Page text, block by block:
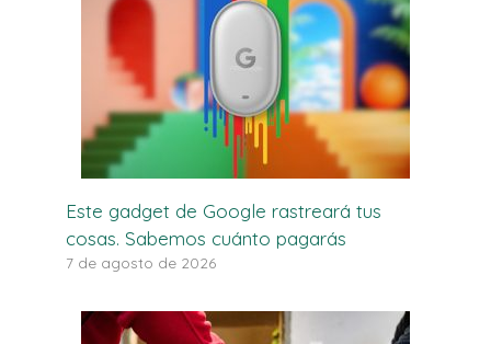
Este gadget de Google rastreará tus
cosas. Sabemos cuánto pagarás
7 de agosto de 2026